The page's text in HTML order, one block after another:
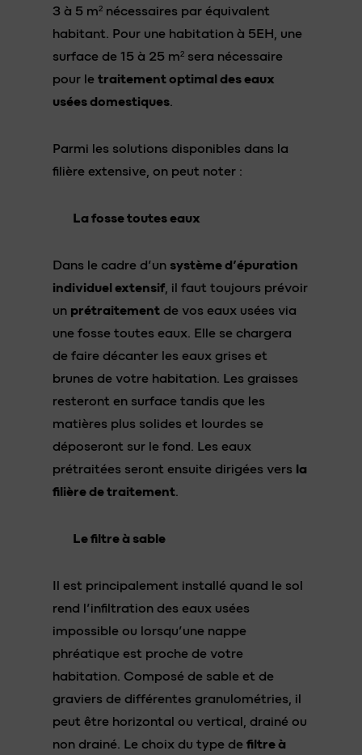
3 à 5 m² nécessaires par équivalent
habitant. Pour une habitation à 5EH, une
surface de 15 à 25 m² sera nécessaire
pour le traitement optimal des eaux
usées domestiques.
Parmi les solutions disponibles dans la
filière extensive, on peut noter :
La fosse toutes eaux
Dans le cadre d’un système d’épuration
individuel extensif, il faut toujours prévoir
un prétraitement de vos eaux usées via
une fosse toutes eaux. Elle se chargera
de faire décanter les eaux grises et
brunes de votre habitation. Les graisses
resteront en surface tandis que les
matières plus solides et lourdes se
déposeront sur le fond. Les eaux
prétraitées seront ensuite dirigées vers la
filière de traitement.
Le filtre à sable
Il est principalement installé quand le sol
rend l’infiltration des eaux usées
impossible ou lorsqu’une nappe
phréatique est proche de votre
habitation. Composé de sable et de
graviers de différentes granulométries, il
peut être horizontal ou vertical, drainé ou
non drainé. Le choix du type de filtre à